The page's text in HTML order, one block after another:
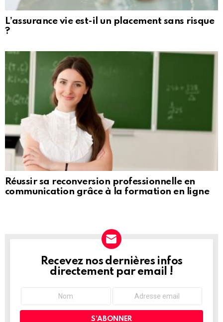
L’assurance vie est-il un placement sans risque
?
Réussir sa reconversion professionnelle en
communication grâce à la formation en ligne
NEWSLETTER
Recevez nos dernières infos
directement par email !